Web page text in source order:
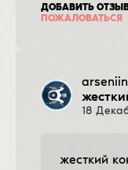
ДОБАВИТЬ
ПОЖАЛОВАТЬСЯ
18
жесткий